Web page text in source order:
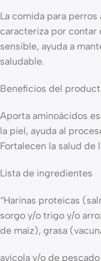
La comida para
caracteriza por contar
sensible, ayuda a
saludable.
Beneficios del
Aporta aminoácidos
la piel, ayuda al
Fortalecen la salud de
Lista de ingredientes
“Harinas proteicas
sorgo y/o trigo y/o
de maíz), grasa
avícola y/o de